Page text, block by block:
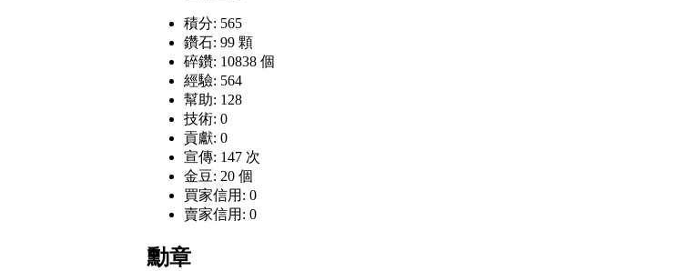
積分: 565
鑽石: 99 顆
碎鑽: 10838 個
經驗: 564
幫助: 128
技術: 0
貢獻: 0
宣傳: 147 次
金豆: 20 個
買家信用: 0
賣家信用: 0
勳章